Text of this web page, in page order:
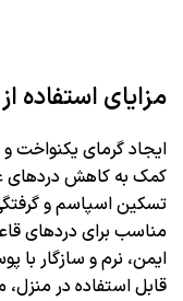
مزایای استفاده
ایجاد گرمای یکنواخت و
کمک به کاهش دردهای
تسکین اسپاسم و
مناسب برای دردهای
ایمن، نرم و سازگار با
قابل استفاده در